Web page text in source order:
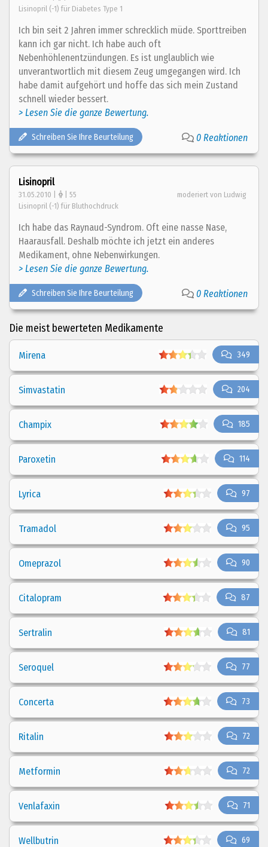
Lisinopril (-1) für Diabetes Type 1
Ich bin seit 2 Jahren immer schrecklich müde. Sporttreiben
kann ich gar nicht. Ich habe auch oft
Nebenhöhlenentzündungen. Es ist unglaublich wie
unverantwortlich mit diesem Zeug umgegangen wird. Ich
habe damit aufgehört und hoffe das sich mein Zustand
schnell wieder bessert.
> Lesen Sie die ganze Bewertung.
Schreiben Sie Ihre Beurteilung 0 Reaktionen
Lisinopril
31.05.2010 | | 55
moderiert von Ludwig
Lisinopril (-1) für Bluthochdruck
Ich habe das Raynaud-Syndrom. Oft eine nasse Nase,
Haarausfall. Deshalb möchte ich jetzt ein anderes
Medikament, ohne Nebenwirkungen.
> Lesen Sie die ganze Bewertung.
Schreiben Sie Ihre Beurteilung 0 Reaktionen
Die meist bewerteten Medikamente
349
Mirena
204
Simvastatin
185
Champix
114
Paroxetin
97
Lyrica
95
Tramadol
90
Omeprazol
87
Citalopram
81
Sertralin
77
Seroquel
73
Concerta
72
Ritalin
72
Metformin
71
Venlafaxin
69
Wellbutrin